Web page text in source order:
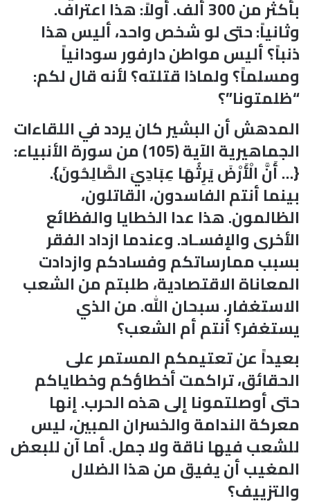
بأكثر من 300 ألف. أولاً: هذا اعتراف.
وثانياً: حتى لو شخص واحد، أليس هذا
ذنباً؟ أليس مواطن دارفور سودانياً
ومسلماً؟ ولماذا قتلته؟ لأنه قال لكم:
“ظلمتونا”؟
المدهش أن البشير كان يردد في اللقاءات
الجماهيرية الآية (105) من سورة الأنبياء:
{… أَنَّ الْأَرْضَ يَرِثُهَا عِبَادِيَ الصَّالِحُونَ}.
بينما أنتم الفاسدون، القاتلون،
الظالمون. هذا عدا الخطايا والفظائع
الأخرى والإفسـاد. وعندما ازداد الفقر
بسبب ممارساتكم وفسادكم وازدادت
المعاناة الاقتصادية، طلبتم من الشعب
الاستغفار. سبحان الله. من الذي
يستغفر؟ أنتم أم الشعب؟
بعيداً عن تعتيمكم المستمر على
الحقائق، تراكمت أخطاؤكم وخطاياكم
حتى أوصلتمونا إلى هذه الحرب. إنها
معركة الندامة والخسران المبين، ليس
للشعب فيها ناقة ولا جمل. أما آن للبعض
المغيب أن يفيق من هذا الضلال
والتزييف؟